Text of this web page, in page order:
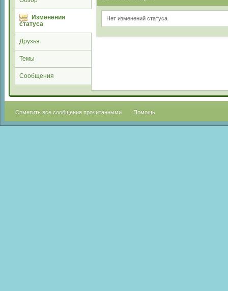
Изменения
статуса
Друзья
Темы
Сообщения
Нет изменений статуса
Отметить все сообщения прочитанными Помощь